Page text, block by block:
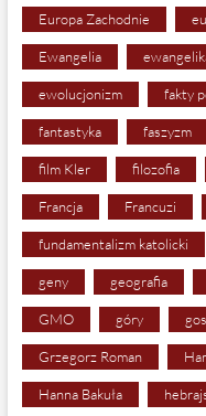
Europa Zachodnie
Ewangelia
ewolucjonizm fakty
fantastyka faszyzm
film Kler filozofia
Francja Francuzi
fundamentalizm katolicki
geny geografia
GMO góry
Grzegorz Roman
Hanna Bakuła